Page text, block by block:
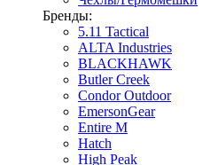
Бренды:
5.11 Tactical
ALTA Industries
BLACKHAWK
Butler Creek
Condor Outdoor
EmersonGear
Entire M
Hatch
High Peak